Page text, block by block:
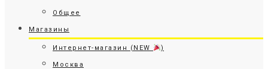
Общее
Магазины
Интернет-магазин (NEW )
Москва